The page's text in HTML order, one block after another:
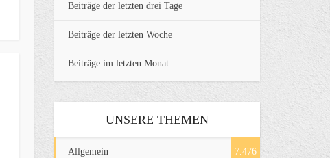
Beiträge der letzten drei Tage
Beiträge der letzten Woche
Beiträge im letzten Monat
UNSERE THEMEN
Allgemein 7.476